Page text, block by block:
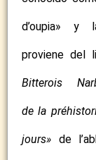
d’oupia» y
proviene del
Bitterois
de la
jours» de